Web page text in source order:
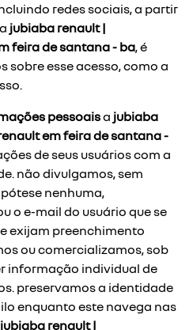
redes sociais, a partir
jubiaba renault |
feira de santana - ba, é
sobre esse acesso, como a
pessoaisa jubiaba
em feira de santana -
de seus usuários com a
não divulgamos, sem
nenhuma,
o e-mail do usuário que se
exijam preenchimento
ou comercializamos, sob
informação individual de
preservamos a identidade
enquanto este navega nas
jubiaba renault |